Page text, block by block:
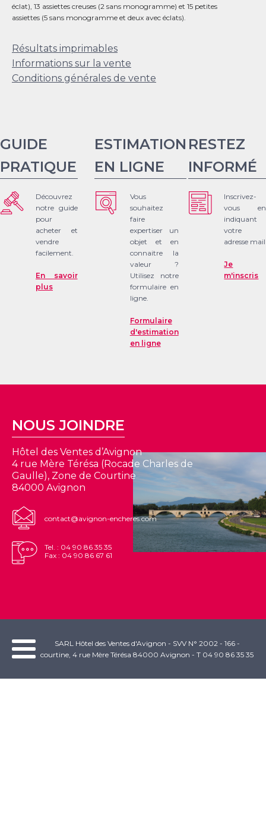
éclat), 13 assiettes creuses (2 sans monogramme) et 15 petites
assiettes (5 sans monogramme et deux avec éclats).
Résultats imprimables
Informations sur la vente
Conditions générales de vente
GUIDE
PRATIQUE
Découvrez
notre guide
pour
acheter et
vendre
facilement.
En savoir
plus
ESTIMATION
EN LIGNE
Vous
souhaitez
faire
expertiser un
objet et en
connaitre la
valeur ?
Utilisez notre
formulaire en
ligne.
Formulaire
d'estimation
en ligne
RESTEZ
INFORMÉ
Inscrivez-
vous en
indiquant
votre
adresse mail
Je
m'inscris
NOUS JOINDRE
Hôtel des Ventes d’Avignon
4 rue Mère Térésa (Rocade Charles de
Gaulle), Zone de Courtine
84000 Avignon
contact@avignon-encheres.com
Tel. : 04 90 86 35 35
Fax : 04 90 86 67 61
SARL Hôtel des Ventes d'Avignon - SVV N° 2002 - 166 -
courtine, 4 rue Mère Térésa 84000 Avignon - T 04 90 86 35 35